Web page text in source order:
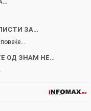
ЗА…
ОД ЗНАМ НЕ…